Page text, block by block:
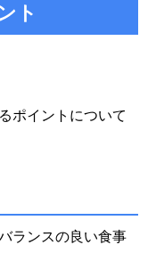
ト
ポイントについて
ランスの良い食事